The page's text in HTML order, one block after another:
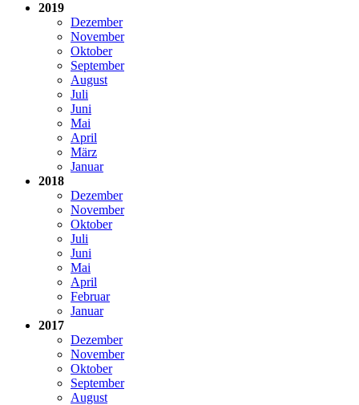
2019
Dezember
November
Oktober
September
August
Juli
Juni
Mai
April
März
Januar
2018
Dezember
November
Oktober
Juli
Juni
Mai
April
Februar
Januar
2017
Dezember
November
Oktober
September
August